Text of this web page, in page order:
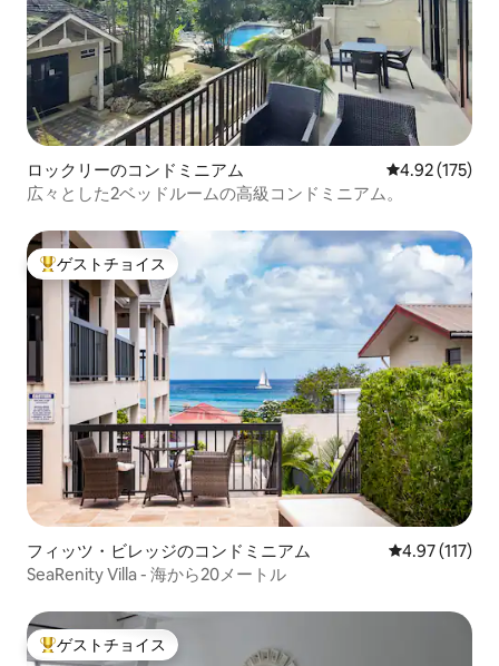
ロックリーのコンドミニアム レビュー175
4.92 (175)
広々とした2ベッドルームの高級コンドミニアム。
大好評のゲストチョイスです。
ゲストチョイス
フィッツ・ビレッジのコンドミニアム レビュー117
4.97 (117)
SeaRenity Villa - 海から20メートル
大好評のゲストチョイスです。
ゲストチョイス